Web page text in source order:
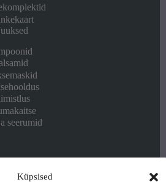
Küpsised
seerumid
Kontakt